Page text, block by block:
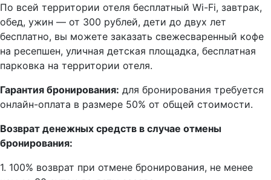
По всей территории отеля бесплатный Wi-Fi, завтрак,
обед, ужин — от 300 рублей, дети до двух лет
бесплатно, вы можете заказать свежесваренный кофе
на ресепшен, уличная детская площадка, бесплатная
парковка на территории отеля.
Гарантия бронирования: для бронирования требуется
онлайн-оплата в размере 50% от общей стоимости.
Возврат денежных средств в случае отмены
бронирования:
1. 100% возврат при отмене бронирования, не менее